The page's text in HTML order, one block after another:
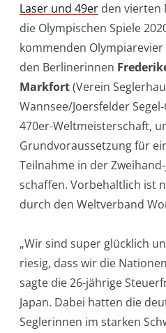
Laser und 49er den
die Olympischen Spiele
kommenden
den Berlinerinnen
Markfort(Verein
Wannsee/Joersfelder
470er-Weltmeisterschaft,
Grundvoraussetzung für
Teilnahme in der
schaffen. Vorbehaltlich ist
durch den Weltverband
„Wir sind super glücklich
riesig, dass wir die
sagte die 26-jährige
Japan. Dabei hatten die
Seglerinnen im starken